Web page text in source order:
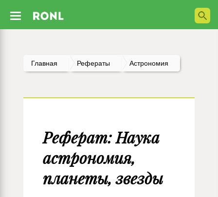
Главная Рефераты Астрономия
Реферат: Наука
астрономия,
планеты, звезды